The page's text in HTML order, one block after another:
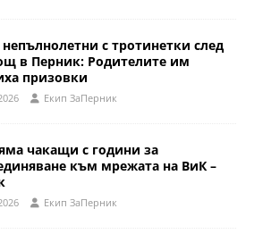
с тротинетки след
в Перник: Родителите им
призовки
Eкип ЗаПерник
чакащи с години за
към мрежата на ВиК –
Eкип ЗаПерник